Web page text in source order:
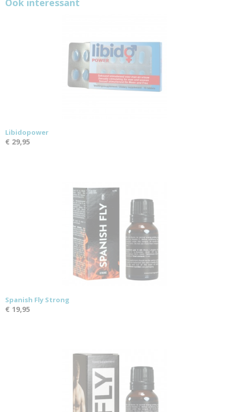
Ook interessant
Libidopower
€ 29,95
Spanish Fly Strong
€ 19,95